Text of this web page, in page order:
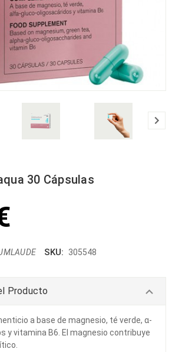
30 Cápsulas
SKU: 305548
Producto
a base de magnesio, té verde, α-
y vitamina B6. El magnesio contribuye